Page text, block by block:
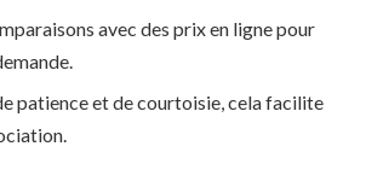
avec des prix en ligne pour
patience et de courtoisie, cela facilite